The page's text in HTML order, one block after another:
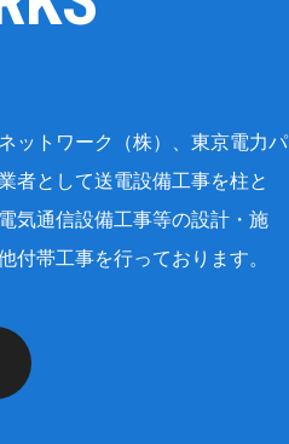
ットワーク（株）、東京電力パ
者として送電設備工事を柱と
気通信設備工事等の設計・施
付帯工事を行っております。